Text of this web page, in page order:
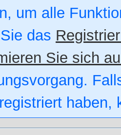
um alle
das
Sie sich